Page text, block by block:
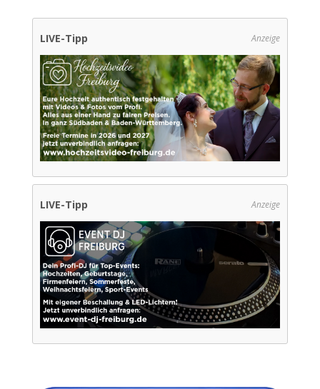
LIVE-Tipp Anzeige
LIVE-Tipp Anzeige